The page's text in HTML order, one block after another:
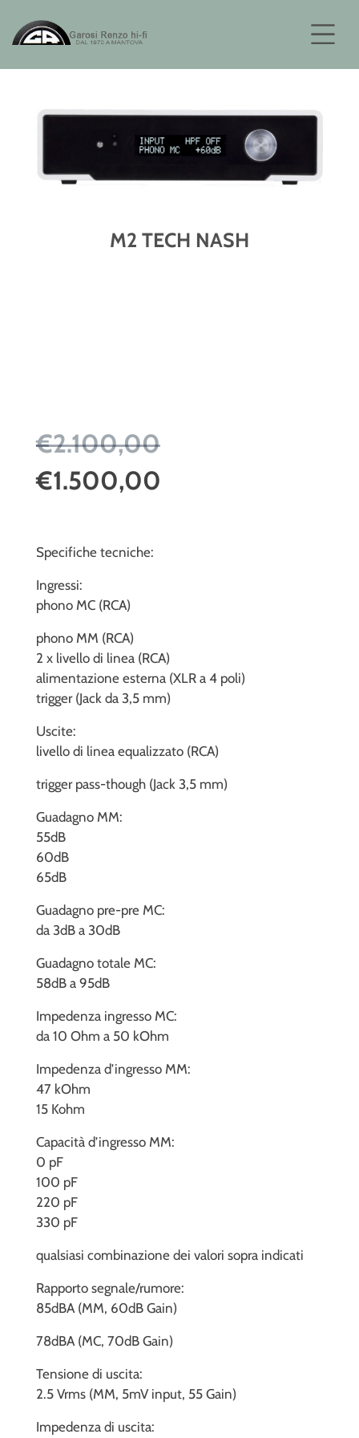
M2 TECH NASH
€2.100,00
€1.500,00
Specifiche tecniche:
Ingressi:
phono MC (RCA)
phono MM (RCA)
2 x livello di linea (RCA)
alimentazione esterna (XLR a 4 poli)
trigger (Jack da 3,5 mm)
Uscite:
livello di linea equalizzato (RCA)
trigger pass-though (Jack 3,5 mm)
Guadagno MM:
55dB
60dB
65dB
Guadagno pre-pre MC:
da 3dB a 30dB
Guadagno totale MC:
58dB a 95dB
Impedenza ingresso MC:
da 10 Ohm a 50 kOhm
Impedenza d’ingresso MM:
47 kOhm
15 Kohm
Capacità d’ingresso MM:
0 pF
100 pF
220 pF
330 pF
qualsiasi combinazione dei valori sopra indicati
Rapporto segnale/rumore:
85dBA (MM, 60dB Gain)
78dBA (MC, 70dB Gain)
Tensione di uscita:
2.5 Vrms (MM, 5mV input, 55 Gain)
Impedenza di uscita: